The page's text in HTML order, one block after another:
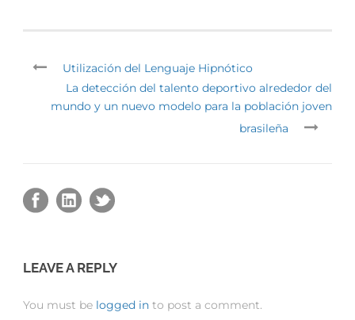
Utilización del Lenguaje Hipnótico
La detección del talento deportivo alrededor del
mundo y un nuevo modelo para la población joven
brasileña
LEAVE A REPLY
You must be logged in to post a comment.